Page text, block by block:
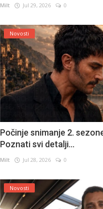
Milt Jul 29, 2026 0
Novosti
Počinje snimanje 2.
Poznati svi detalji...
Milt Jul 28, 2026 0
Novosti